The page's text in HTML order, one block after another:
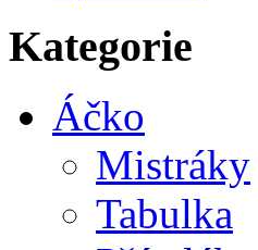
Kategorie
Áčko
Mistráky
Tabulka